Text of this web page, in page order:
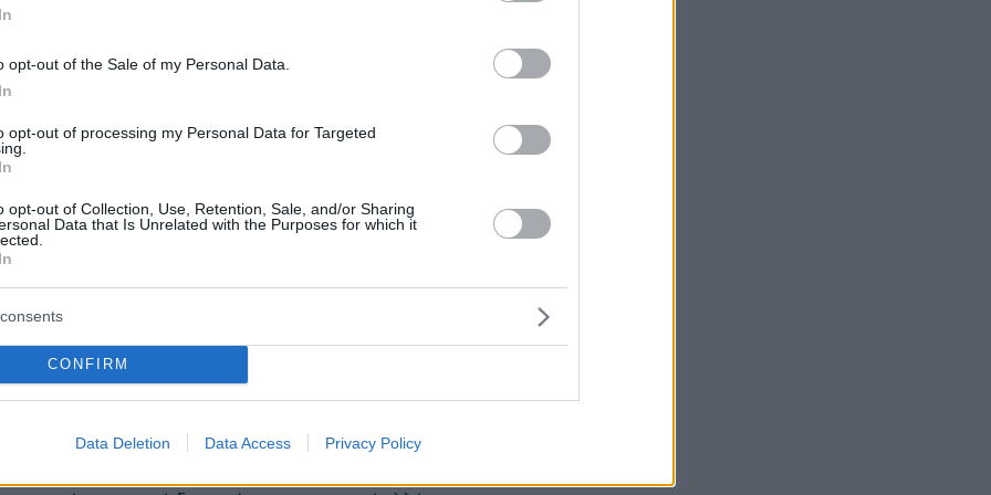
opt-out of the Sale of my Personal Data.
opt-out of processing my Personal Data for Targeted
opt-out of Collection, Use, Retention, Sale, and/or Sharing
Data that Is Unrelated with the Purposes for which it
CONFIRM
Data Deletion Data Access Privacy Policy
Όλοι
να αισθανόμαστε
στο όνομα του diversity να λέμε: "Άντε
150 κιλά και είναι όλα μια χαρά και τι όμορφες που
7
Μελέτη: Δεν είναι όλα body
την άποψή του